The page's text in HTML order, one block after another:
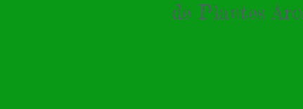
de Plantes